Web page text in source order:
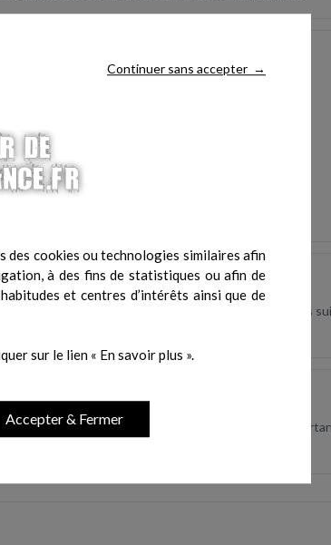
Continuer sans accepter →
des cookies ou technologies similaires afin
à des fins de statistiques ou afin de
et centres d’intérêts ainsi que de
sur le lien « En savoir plus ».
Accepter & Fermer
après :
de marche en temps réel. Les professionnels
troubles de l'équilibre ou des déficits moteurs